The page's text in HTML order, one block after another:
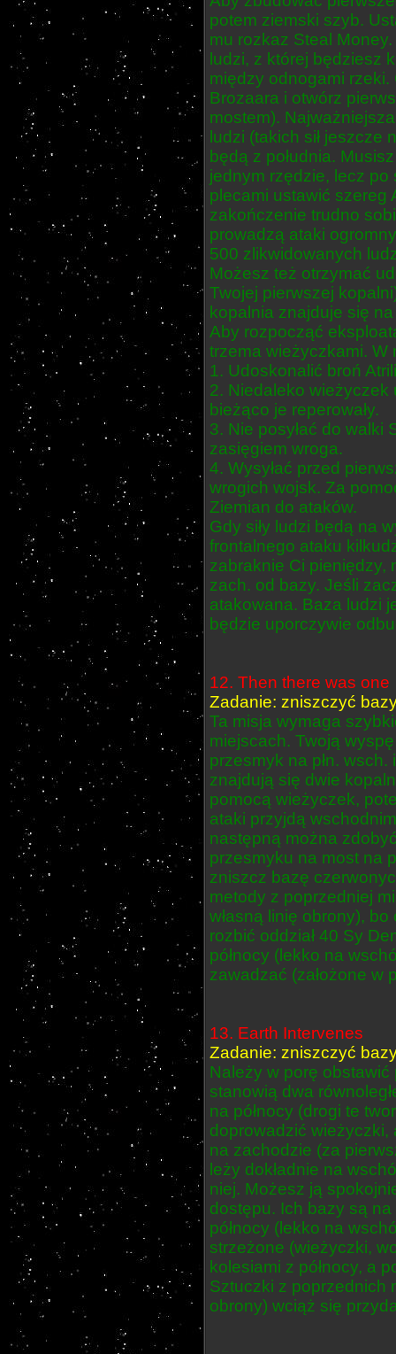
potem ziemski szyb.
mu rozkaz Steal
ludzi, z której będziesz
między odnogami
Brozaara i otwórz
mostem).
ludzi (takich sił
będą z południa.
jednym rzędzie, lecz
plecami ustawić szereg
zakończenie trudno
prowadzą ataki
500 zlikwidowanych
Możesz też otrzymać
Twojej pierwszej
kopalnia znajduje się
Aby rozpocząć
trzema wieżyczkami. W
1. Udoskonalić broń
2. Niedaleko wieżyczek
bieżąco je reperowały.
3. Nie posyłać do walki
zasięgiem wroga.
4. Wysyłać przed
wrogich wojsk. Za
Ziemian do ataków.
Gdy siły ludzi będą na
frontalnego ataku
zabraknie Ci pieniędzy,
zach. od bazy. Jeśli
atakowana. Baza ludzi
będzie uporczywie
12. Then there was one
Zadanie: zniszczyć
Ta misja wymaga
miejscach. Twoją
przesmyk na płn.
znajdują się dwie
pomocą wieżyczek,
ataki przyjdą
następną można
przesmyku na most na
zniszcz bazę
metody z poprzedniej
własną linię obrony),
rozbić oddział 40 Sy
północy (lekko na
zawadzać (założone w
13. Earth Intervenes
Zadanie: zniszczyć
Należy w porę
stanowią dwa
na północy (drogi te
doprowadzić wieżyczki,
na zachodzie (za
leży dokładnie na
niej. Możesz ją
dostępu. Ich bazy są
północy (lekko na
strzeżone (wieżyczki,
kolesiami z północy, a
Sztuczki z poprzednich
obrony) wciąż się